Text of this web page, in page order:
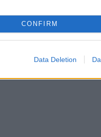
CONFIRM
Data Deletion
δημοτικές
επιθέσεις.
17/7 στις 7μμ